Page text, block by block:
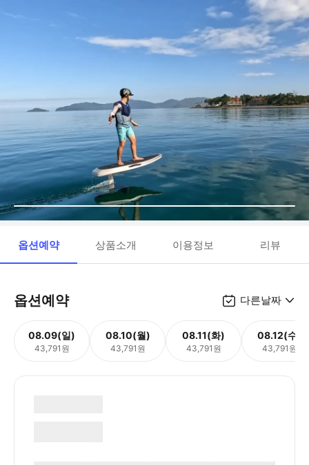
옵션예약 상품소개 이용정보 리뷰
옵션예약 다른날짜
08.09(일)
43,791원
08.10(월)
43,791원
08.11(화)
43,791원
08.12(수)
43,791원